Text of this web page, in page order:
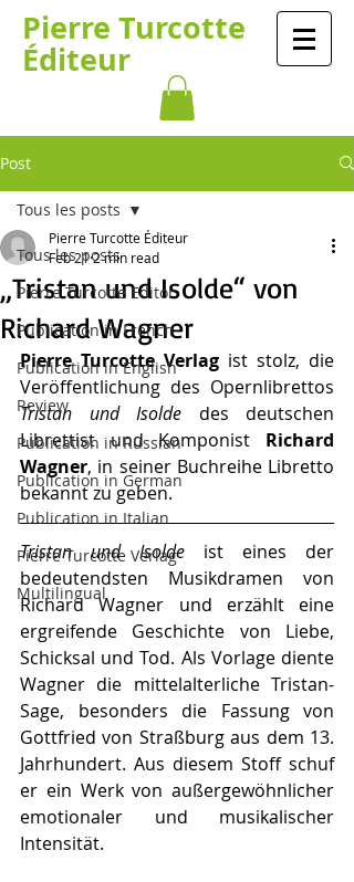
Pierre Turcotte
Éditeur
Post
Tous les posts
Pierre Turcotte Editor
Publication in French
Publication in English
Review
Publication in Russian
Publication in German
Publication in Italian
Pierre Turcotte Verlag
Multilingual
Tous les posts
„Tristan und Isolde“ von
Richard Wagner
Pierre Turcotte Éditeur
Feb 212 min read
Pierre Turcotte Verlag ist stolz, die
Tristan und Isolde des deutschen
Librettist und Komponist Richard
Wagner, in seiner Buchreihe Libretto
bekannt zu geben.
Tristan und Isolde ist eines der
bedeutendsten Musikdramen von
Richard Wagner und erzählt eine
ergreifende Geschichte von Liebe,
Schicksal und Tod. Als Vorlage diente
Wagner die mittelalterliche Tristan-
Sage, besonders die Fassung von
Gottfried von Straßburg aus dem 13.
Jahrhundert. Aus diesem Stoff schuf
er ein Werk von außergewöhnlicher
emotionaler und musikalischer
Intensität.